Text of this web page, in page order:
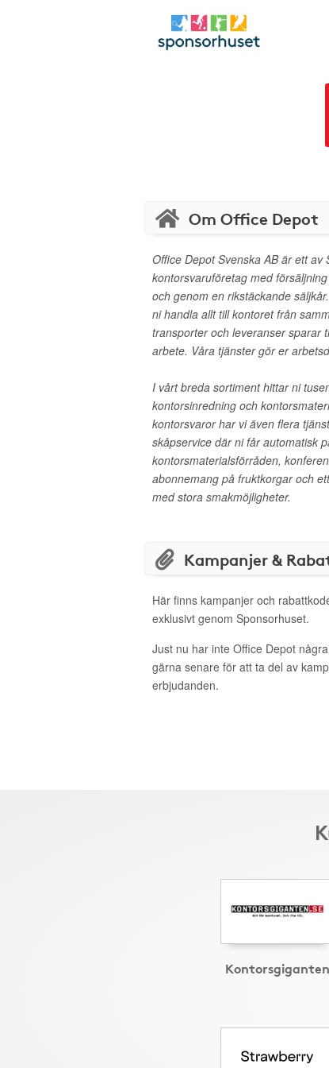
Om Office Depot
Office Depot Svenska AB är ett av
kontorsvaruföretag med
och genom en rikstäckande
ni handla allt till kontoret från
transporter och leveranser sparar
arbete. Våra tjänster gör er
I vårt breda sortiment hittar ni
kontorsinredning och
kontorsvaror har vi även flera
skåpservice där ni får automatisk
kontorsmaterialsförråden,
abonnemang på fruktkorgar och
med stora smakmöjligheter.
Kampanjer &
Här finns kampanjer och
exklusivt genom Sponsorhuset.
Just nu har inte Office Depot
gärna senare för att ta del av
erbjudanden.
Kontorsgiganten